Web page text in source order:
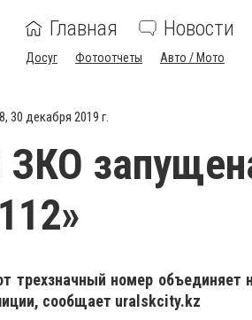
Главная Новости
Досуг Фотоотчеты Авто / Мото
30 декабря 2019 г.
ЗКО
трехзначный номер
сообщает uralskcity.kz